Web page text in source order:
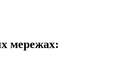
мережах: